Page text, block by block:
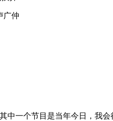
广仲
中一个节目是当年今日，我